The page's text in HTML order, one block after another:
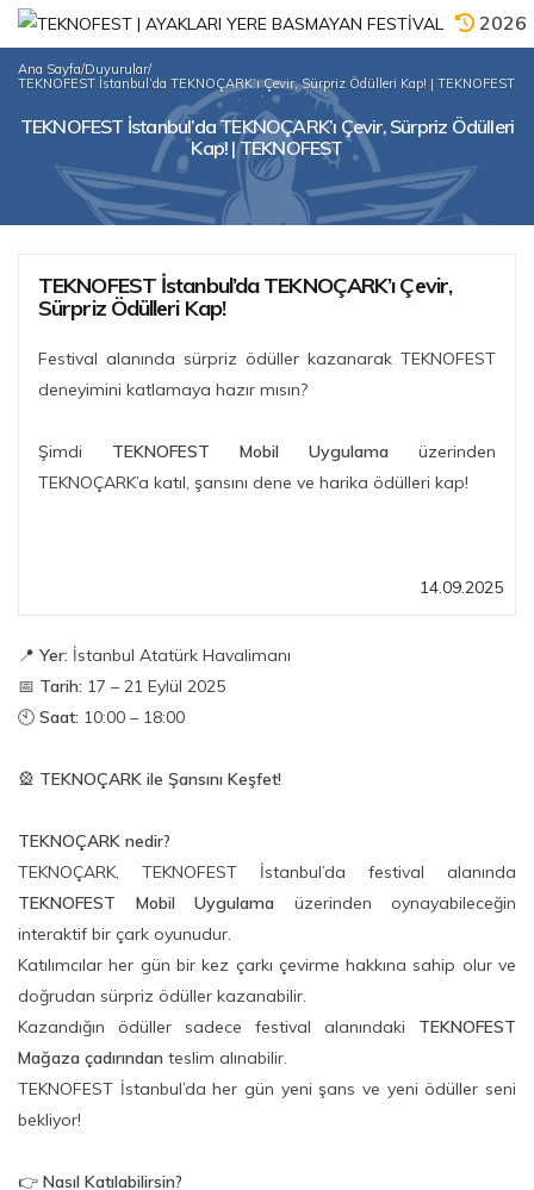
2026
Ana Sayfa/Duyurular/
TEKNOFEST İstanbul’da TEKNOÇARK’ı Çevir, Sürpriz Ödülleri Kap! | TEKNOFEST
TEKNOFEST İstanbul’da TEKNOÇARK’ı Çevir, Sürpriz Ödülleri
Kap! | TEKNOFEST
TEKNOFEST İstanbul’da TEKNOÇARK’ı Çevir,
Sürpriz Ödülleri Kap!
Festival alanında sürpriz ödüller kazanarak TEKNOFEST
deneyimini katlamaya hazır mısın?
Şimdi TEKNOFEST Mobil Uygulama üzerinden
TEKNOÇARK’a katıl, şansını dene ve harika ödülleri kap!
14.09.2025
📍 Yer: İstanbul Atatürk Havalimanı
📅 Tarih: 17 – 21 Eylül 2025
🕙 Saat: 10:00 – 18:00
🎡 TEKNOÇARK ile Şansını Keşfet!
TEKNOÇARK nedir?
TEKNOÇARK, TEKNOFEST İstanbul’da festival alanında
TEKNOFEST Mobil Uygulama üzerinden oynayabileceğin
interaktif bir çark oyunudur.
Katılımcılar her gün bir kez çarkı çevirme hakkına sahip olur ve
doğrudan sürpriz ödüller kazanabilir.
Kazandığın ödüller sadece festival alanındaki TEKNOFEST
Mağaza çadırından teslim alınabilir.
TEKNOFEST İstanbul’da her gün yeni şans ve yeni ödüller seni
bekliyor!
👉 Nasıl Katılabilirsin?